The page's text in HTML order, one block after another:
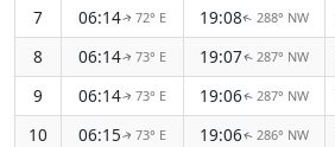
7
06:14↑72° E 19:08↑ 288° NW
8
06:14↑73° E 19:07↑ 287° NW
9
06:14↑73° E 19:06↑ 287° NW
10
06:15↑73° E 19:06↑ 286° NW